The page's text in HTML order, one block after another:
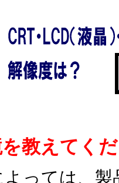
教えてく
よっては、